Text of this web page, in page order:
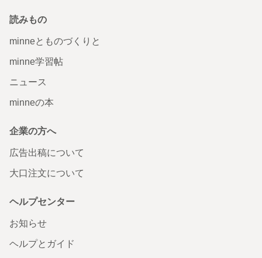
読みもの
minneとものづくりと
minne学習帖
ニュース
minneの本
企業の方へ
広告出稿について
大口注文について
ヘルプセンター
お知らせ
ヘルプとガイド